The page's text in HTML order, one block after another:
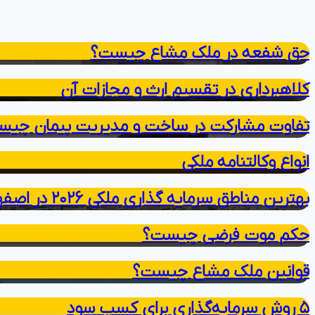
حق شفعه در ملک مشاع چیست؟
کلاهبرداری در تقسیم ارث و مجازات آن
تفاوت مشارکت در ساخت و مدیریت پیمان
انواع وکالتنامه ملکی
بهترین مناطق سرمایه‌ گذاری ملکی ۲۰۲۶ در اصفهان
حکم موت فرضی چیست؟
قوانین ملک مشاع چیست؟
۵ روش سرمایه‌گذاری برای کسب سود